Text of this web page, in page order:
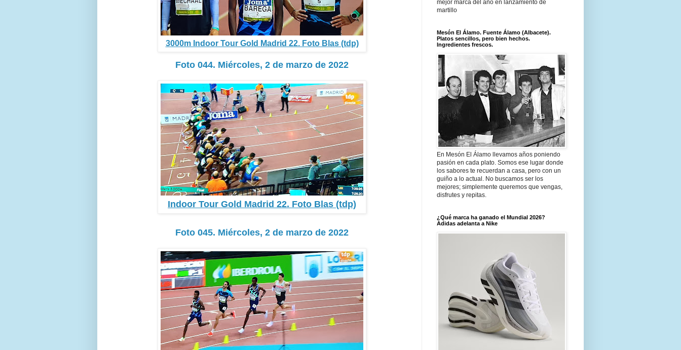
3000m Indoor Tour Gold Madrid 22. Foto Blas (tdp)
Foto 044. Miércoles, 2 de marzo de 2022
Indoor Tour Gold Madrid 22. Foto Blas (tdp)
Foto 045. Miércoles, 2 de marzo de 2022
mejor marca del año en lanzamiento de
martillo
Mesón El Álamo. Fuente Álamo (Albacete).
Platos sencillos, pero bien hechos.
Ingredientes frescos.
En Mesón El Álamo llevamos años poniendo
pasión en cada plato. Somos ese lugar donde
los sabores te recuerdan a casa, pero con un
guiño a lo actual. No buscamos ser los
mejores; simplemente queremos que vengas,
disfrutes y repitas.
¿Qué marca ha ganado el Mundial 2026?
Adidas adelanta a Nike